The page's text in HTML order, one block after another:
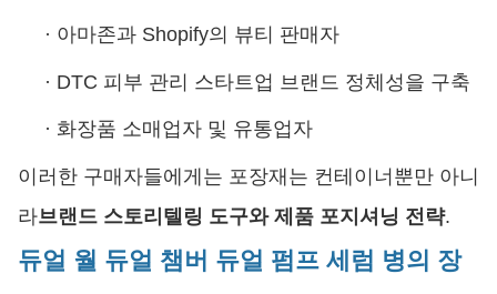
· 아마존과 Shopify의 뷰티 판매자
· DTC 피부 관리 스타트업 브랜드 정체성을 구축
· 화장품 소매업자 및 유통업자
이러한 구매자들에게는 포장재는 컨테이너뿐만 아니
라브랜드 스토리텔링 도구와 제품 포지셔닝 전략.
듀얼 월 듀얼 챔버 듀얼 펌프 세럼 병의 장